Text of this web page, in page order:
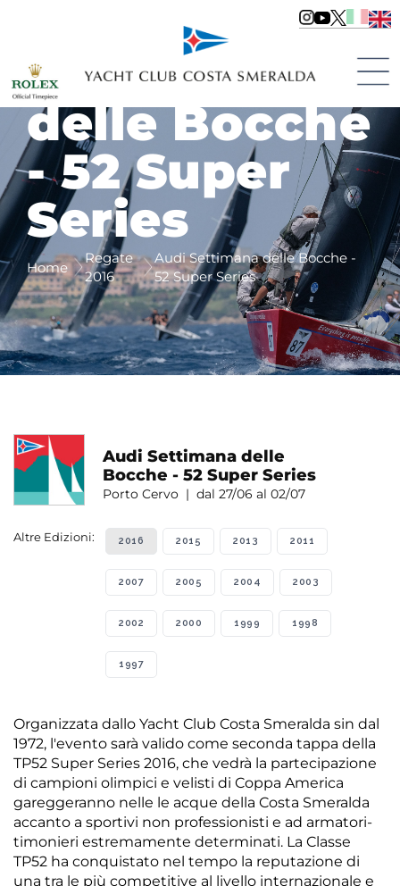
Settimana
delle Bocche
- 52 Super
Series
Home
Regate
2016
Audi Settimana delle Bocche -
52 Super Series
Audi Settimana delle
Bocche - 52 Super Series
Porto Cervo | dal 27/06 al 02/07
Altre Edizioni: 2016 2015 2013 2011
2007 2005 2004 2003
2002 2000 1999 1998
1997
Organizzata dallo Yacht Club Costa Smeralda sin dal
1972, l'evento sarà valido come seconda tappa della
TP52 Super Series 2016, che vedrà la partecipazione
di campioni olimpici e velisti di Coppa America
gareggeranno nelle le acque della Costa Smeralda
accanto a sportivi non professionisti e ad armatori-
timonieri estremamente determinati. La Classe
TP52 ha conquistato nel tempo la reputazione di
una tra le più competitive al livello internazionale e